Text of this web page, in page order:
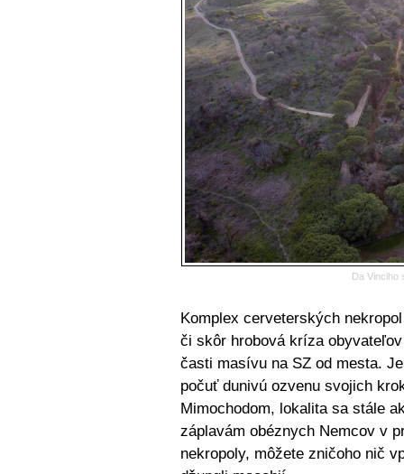
Da Vinciho
Komplex cerveterských
či skôr hrobová kríza
časti masívu na SZ od mesta.
počuť dunivú ozvenu svojich
Mimochodom, lokalita sa stále
záplavám obéznych Nemcov v
nekropoly, môžete zničoho nič